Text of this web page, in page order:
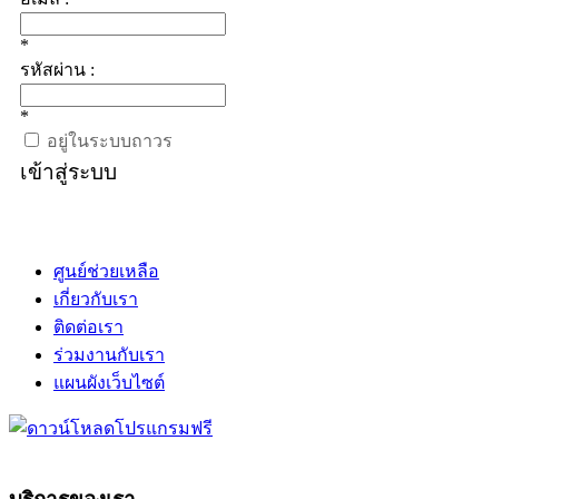
*
รหัสผ่าน :
*
อยู่ในระบบถาวร
เข้าสู่ระบบ
ศูนย์ช่วยเหลือ
เกี่ยวกับเรา
ติดต่อเรา
ร่วมงานกับเรา
แผนผังเว็บไซต์